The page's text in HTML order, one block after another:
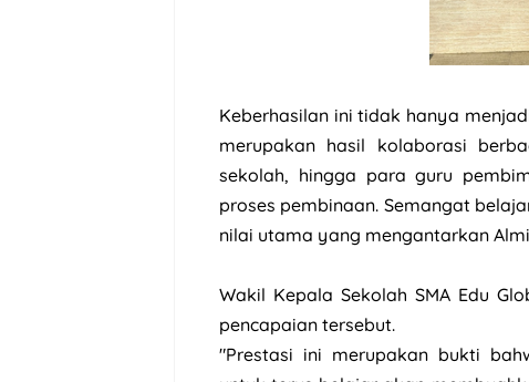
Keberhasilan ini tidak hanya
merupakan hasil kolaborasi
sekolah, hingga para guru
proses pembinaan. Semangat
nilai utama yang mengantarkan
Wakil Kepala Sekolah SMA Edu
pencapaian tersebut.
"Prestasi ini merupakan bukti